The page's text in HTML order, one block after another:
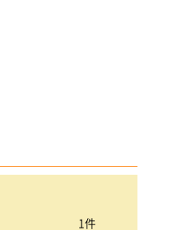
1件